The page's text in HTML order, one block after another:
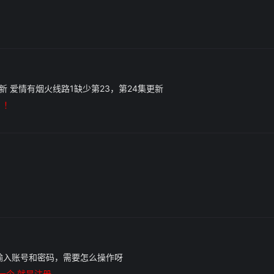
爱情有烟火线路1缺少第23，第24集更新
账号和密码，需要怎么操作呀